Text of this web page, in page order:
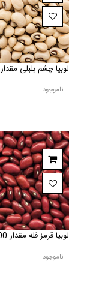
لوبیا چشم بلبلی مقدار 500 گرم
ناموجود
لوبیا قرمز فله مقدار 500 گرم
ناموجود